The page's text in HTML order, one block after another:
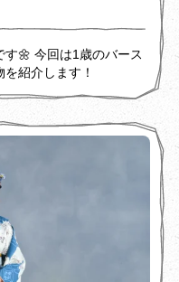
🌼 今回は1歳のバース
紹介します！